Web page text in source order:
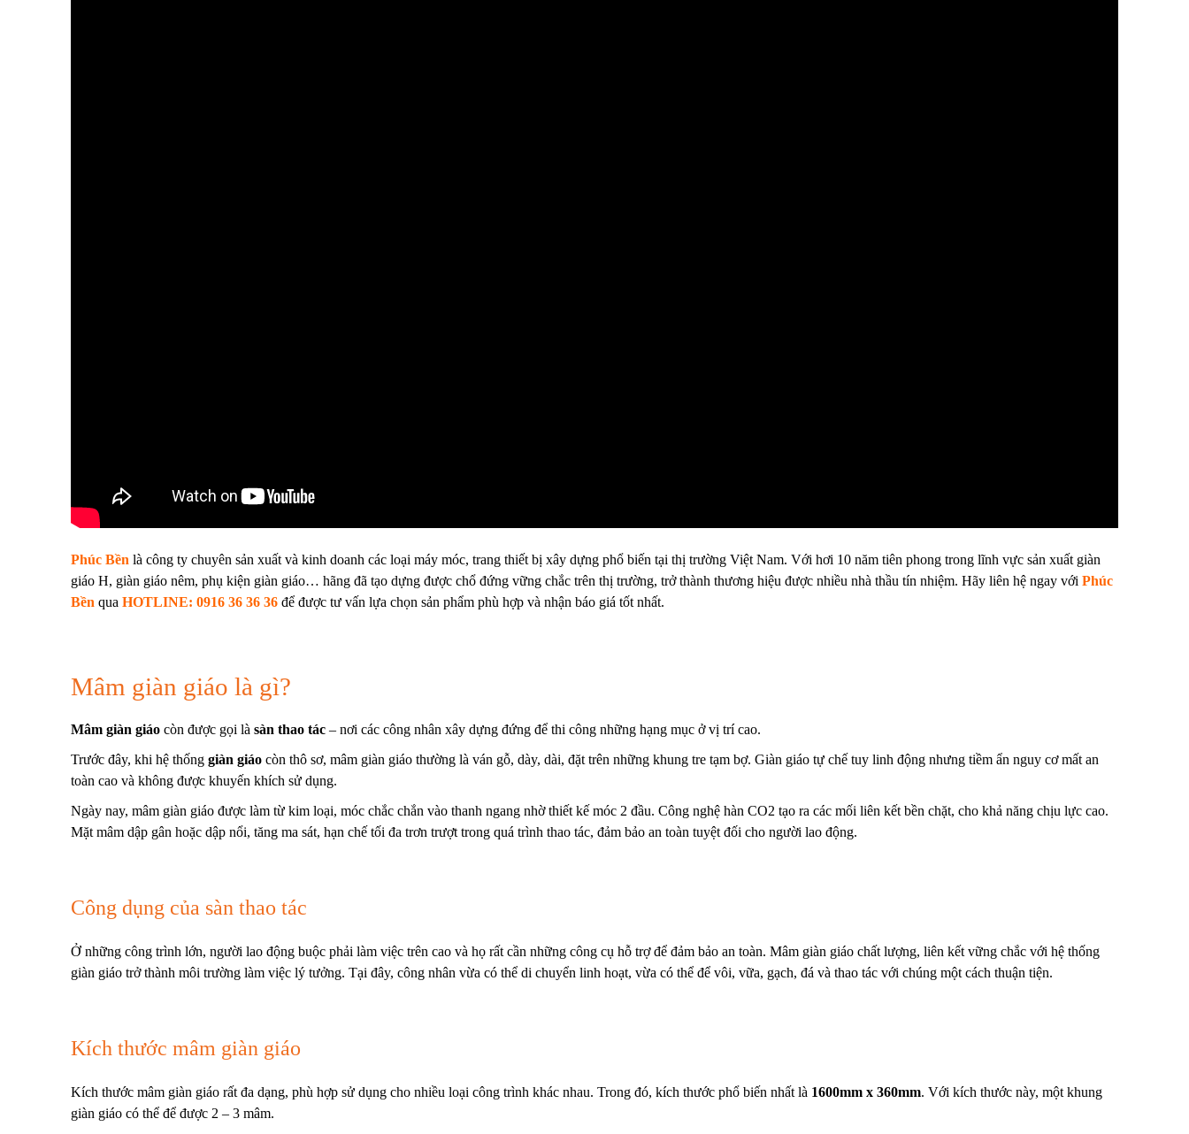
Phúc Bền là công ty chuyên sản xuất và kinh doanh các loại máy móc, trang thiết bị xây dựng phổ biến tại thị trường Việt Nam. Với hơi 10 năm tiên phong trong lĩnh vực sản xuất giàn
giáo H, giàn giáo nêm, phụ kiện giàn giáo… hãng đã tạo dựng được chổ đứng vững chắc trên thị trường, trở thành thương hiệu được nhiều nhà thầu tín nhiệm. Hãy liên hệ ngay với Phúc
Bền qua HOTLINE: 0916 36 36 36 để được tư vấn lựa chọn sản phẩm phù hợp và nhận báo giá tốt nhất.
Mâm giàn giáo là gì?
Mâm giàn giáo còn được gọi là sàn thao tác – nơi các công nhân xây dựng đứng để thi công những hạng mục ở vị trí cao.
Trước đây, khi hệ thống giàn giáo còn thô sơ, mâm giàn giáo thường là ván gỗ, dày, dài, đặt trên những khung tre tạm bợ. Giàn giáo tự chế tuy linh động nhưng tiềm ẩn nguy cơ mất an
toàn cao và không được khuyến khích sử dụng.
Ngày nay, mâm giàn giáo được làm từ kim loại, móc chắc chắn vào thanh ngang nhờ thiết kế móc 2 đầu. Công nghệ hàn CO2 tạo ra các mối liên kết bền chặt, cho khả năng chịu lực cao.
Mặt mâm dập gân hoặc dập nổi, tăng ma sát, hạn chế tối đa trơn trượt trong quá trình thao tác, đảm bảo an toàn tuyệt đối cho người lao động.
Công dụng của sàn thao tác
Ở những công trình lớn, người lao động buộc phải làm việc trên cao và họ rất cần những công cụ hỗ trợ để đảm bảo an toàn. Mâm giàn giáo chất lượng, liên kết vững chắc với hệ thống
giàn giáo trở thành môi trường làm việc lý tưởng. Tại đây, công nhân vừa có thể di chuyển linh hoạt, vừa có thể để vôi, vữa, gạch, đá và thao tác với chúng một cách thuận tiện.
Kích thước mâm giàn giáo
Kích thước mâm giàn giáo rất đa dạng, phù hợp sử dụng cho nhiều loại công trình khác nhau. Trong đó, kích thước phổ biến nhất là 1600mm x 360mm. Với kích thước này, một khung
giàn giáo có thể để được 2 – 3 mâm.